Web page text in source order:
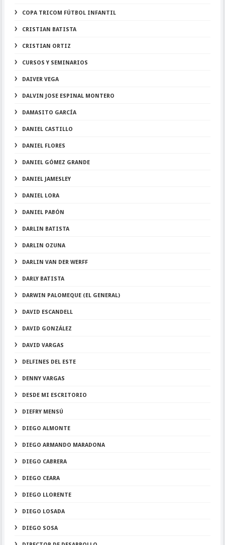
COPA TRICOM FÚTBOL INFANTIL
CRISTIAN BATISTA
CRISTIAN ORTIZ
CURSOS Y SEMINARIOS
DAIVER VEGA
DALVIN JOSE ESPINAL MONTERO
DAMASITO GARCÍA
DANIEL CASTILLO
DANIEL FLORES
DANIEL GÓMEZ GRANDE
DANIEL JAMESLEY
DANIEL LORA
DANIEL PABÓN
DARLIN BATISTA
DARLIN OZUNA
DARLIN VAN DER WERFF
DARLY BATISTA
DARWIN PALOMEQUE (EL GENERAL)
DAVID ESCANDELL
DAVID GONZÁLEZ
DAVID VARGAS
DELFINES DEL ESTE
DENNY VARGAS
DESDE MI ESCRITORIO
DIEFRY MENSÚ
DIEGO ALMONTE
DIEGO ARMANDO MARADONA
DIEGO CABRERA
DIEGO CEARA
DIEGO LLORENTE
DIEGO LOSADA
DIEGO SOSA